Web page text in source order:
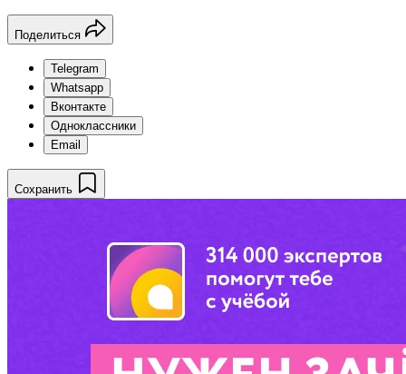
Поделиться
Telegram
Whatsapp
Вконтакте
Одноклассники
Email
Сохранить